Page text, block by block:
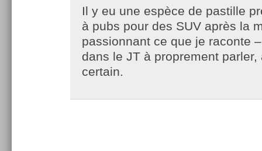
Il y eu une espèce de pastille
à pubs pour des SUV après la
passionnant ce que je raconte
dans le JT à proprement parler,
certain.